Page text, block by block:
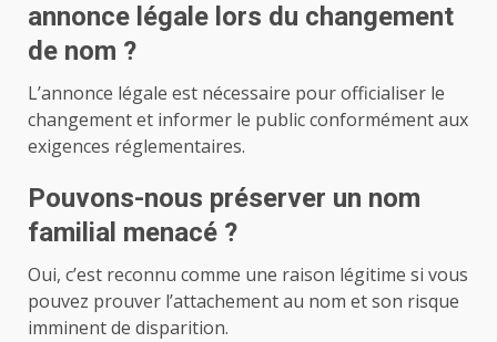
annonce légale lors du changement
de nom ?
L’annonce légale est nécessaire pour officialiser le
changement et informer le public conformément aux
exigences réglementaires.
Pouvons-nous préserver un nom
familial menacé ?
Oui, c’est reconnu comme une raison légitime si vous
pouvez prouver l’attachement au nom et son risque
imminent de disparition.